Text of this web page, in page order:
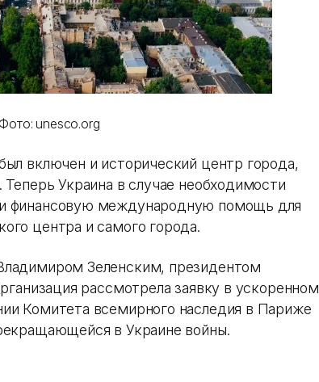
Фото: unesco.org
включен и исторический центр города,
Украина в случае необходимости
финансовую международную помощь для
центра и самого города.
Зеленским, президентом
рассмотрела заявку в ускоренном
Комитета всемирного наследия в Париже
в Украине войны.